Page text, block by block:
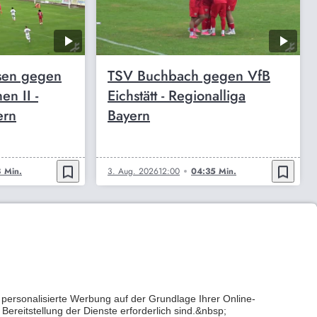
gegen
II -
Min. bookmark_border
TSV Buchbach gegen VfB
Eichstätt - Regionalliga
Bayern
3. Aug. 202612:00 04:35 Min. bookmark_border